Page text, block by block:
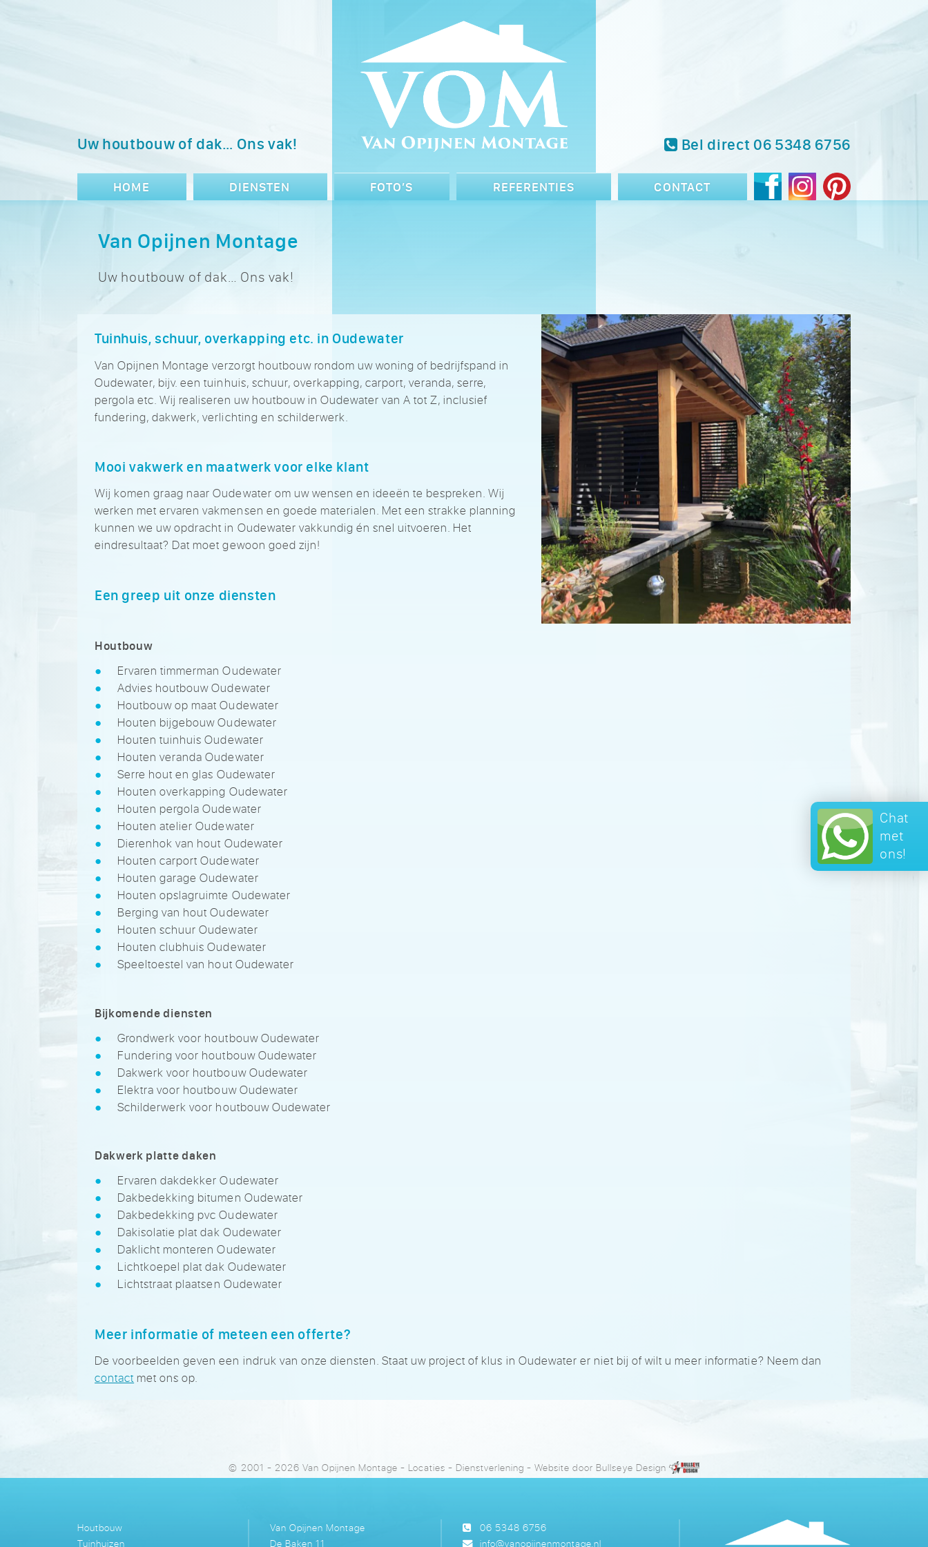
Chat
met
ons!
Uw houtbouw of dak… Ons vak! Bel direct 06 5348 6756
HOME DIENSTEN FOTO’S REFERENTIES CONTACT
Van Opijnen Montage
Uw houtbouw of dak… Ons vak!
Tuinhuis, schuur, overkapping etc. in Oudewater
Van Opijnen Montage verzorgt houtbouw rondom uw woning of bedrijfspand in
Oudewater, bijv. een tuinhuis, schuur, overkapping, carport, veranda, serre,
pergola etc. Wij realiseren uw houtbouw in Oudewater van A tot Z, inclusief
fundering, dakwerk, verlichting en schilderwerk.
Mooi vakwerk en maatwerk voor elke klant
Wij komen graag naar Oudewater om uw wensen en ideeën te bespreken. Wij
werken met ervaren vakmensen en goede materialen. Met een strakke planning
kunnen we uw opdracht in Oudewater vakkundig én snel uitvoeren. Het
eindresultaat? Dat moet gewoon goed zijn!
Een greep uit onze diensten
Houtbouw
Ervaren timmerman Oudewater
Advies houtbouw Oudewater
Houtbouw op maat Oudewater
Houten bijgebouw Oudewater
Houten tuinhuis Oudewater
Houten veranda Oudewater
Serre hout en glas Oudewater
Houten overkapping Oudewater
Houten pergola Oudewater
Houten atelier Oudewater
Dierenhok van hout Oudewater
Houten carport Oudewater
Houten garage Oudewater
Houten opslagruimte Oudewater
Berging van hout Oudewater
Houten schuur Oudewater
Houten clubhuis Oudewater
Speeltoestel van hout Oudewater
Bijkomende diensten
Grondwerk voor houtbouw Oudewater
Fundering voor houtbouw Oudewater
Dakwerk voor houtbouw Oudewater
Elektra voor houtbouw Oudewater
Schilderwerk voor houtbouw Oudewater
Dakwerk platte daken
Ervaren dakdekker Oudewater
Dakbedekking bitumen Oudewater
Dakbedekking pvc Oudewater
Dakisolatie plat dak Oudewater
Daklicht monteren Oudewater
Lichtkoepel plat dak Oudewater
Lichtstraat plaatsen Oudewater
Meer informatie of meteen een offerte?
De voorbeelden geven een indruk van onze diensten. Staat uw project of klus in Oudewater er niet bij of wilt u meer informatie? Neem dan
contact met ons op.
© 2001 - 2026 Van Opijnen Montage - Locaties - Dienstverlening - Website door Bullseye Design
Houtbouw
Tuinhuizen
Van Opijnen Montage
De Baken 11
06 5348 6756
info@vanopijnenmontage.nl